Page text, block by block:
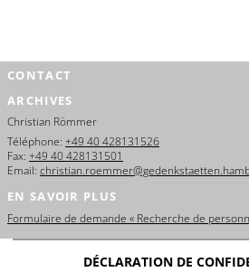
CONTACT
ARCHIVES
Christian Römmer
Téléphone: +49 40 428131526
Fax: +49 40 428131501
Email:
EN SAVOIR PLUS
Formulaire de demande « Recherche de
DÉCLARATION DE